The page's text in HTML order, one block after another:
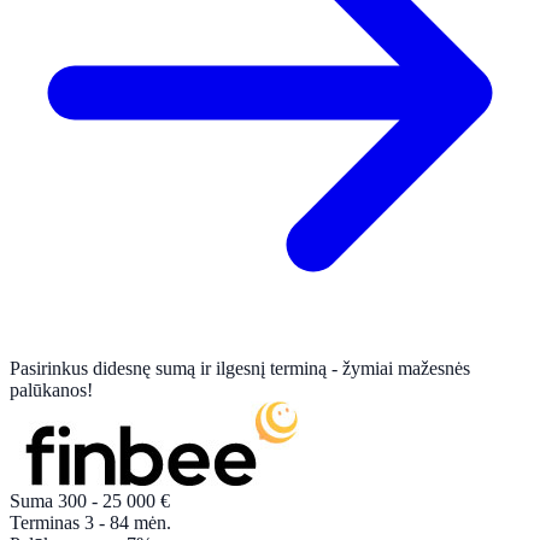
Pasirinkus didesnę sumą ir ilgesnį terminą - žymiai mažesnės
palūkanos!
Suma 300 - 25 000 €
Terminas 3 - 84 mėn.